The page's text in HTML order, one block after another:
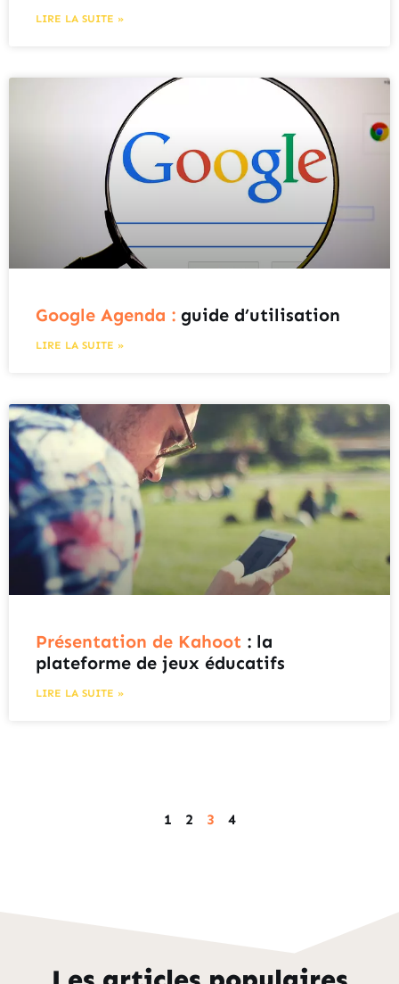
LIRE LA SUITE »
Google Agenda : guide d’utilisation
LIRE LA SUITE »
Présentation de Kahoot : la
plateforme de jeux éducatifs
LIRE LA SUITE »
1 2 3 4